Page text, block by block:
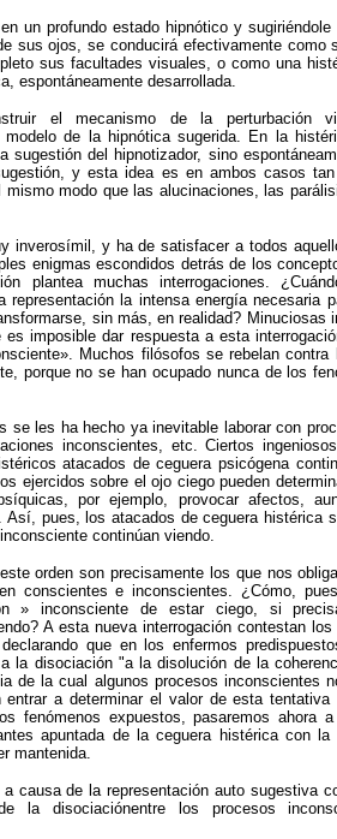
un profundo estado hipnótico y
sus ojos, se conducirá efectivamente como
sus facultades visuales, o como una
espontáneamente desarrollada.
el mecanismo de la perturbación
modelo de la hipnótica sugerida. En la
sugestión del hipnotizador, sino
y esta idea es en ambos casos
mismo modo que las alucinaciones, las
inverosímil, y ha de satisfacer a todos
enigmas escondidos detrás de los
plantea muchas interrogaciones.
representación la intensa energía necesaria
sin más, en realidad? Minuciosas
es imposible dar respuesta a esta
Muchos filósofos se rebelan contra
porque no se han ocupado nunca de los
se les ha hecho ya inevitable laborar con
inconscientes, etc. Ciertos
atacados de ceguera psicógena
ejercidos sobre el ojo ciego pueden
por ejemplo, provocar afectos,
Así, pues, los atacados de ceguera histérica
continúan viendo.
orden son precisamente los que nos
conscientes e inconscientes. ¿Cómo,
» inconsciente de estar ciego, si
A esta nueva interrogación contestan los
que en los enfermos
la disociación "a la disolución de la
de la cual algunos procesos inconscientes
entrar a determinar el valor de esta tentativa
fenómenos expuestos, pasaremos ahora
apuntada de la ceguera histérica con la
mantenida.
causa de la representación auto sugestiva
la disociaciónentre los procesos